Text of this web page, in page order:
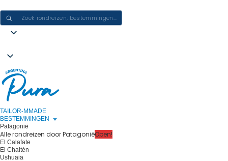
TAILOR-MMADE
BESTEMMINGEN
Patagonië
Alle rondreizen door PatagoniëOpen!
El Calafate
El Chaltén
Ushuaia